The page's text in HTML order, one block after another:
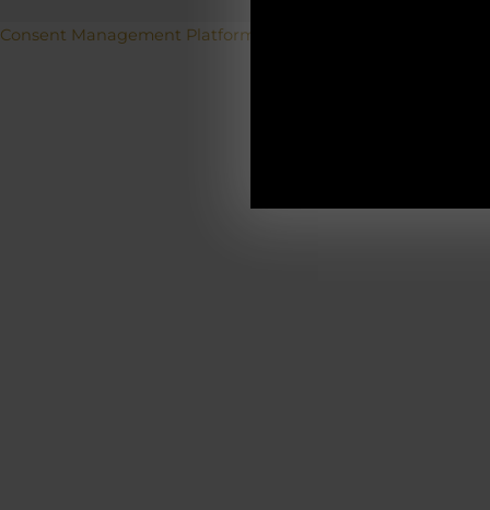
Consent Management Platform von Real Cookie Banner